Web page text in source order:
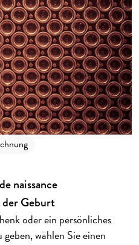
naissance
Geburt
oder ein persönliches
wählen Sie einen